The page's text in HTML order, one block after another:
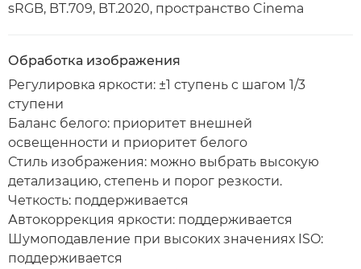
sRGB, BT.709, BT.2020, пространство Cinema
Обработка изображения
Регулировка яркости: ±1 ступень с шагом 1/3
ступени
Баланс белого: приоритет внешней
освещенности и приоритет белого
Стиль изображения: можно выбрать высокую
детализацию, степень и порог резкости.
Четкость: поддерживается
Автокоррекция яркости: поддерживается
Шумоподавление при высоких значениях ISO:
поддерживается